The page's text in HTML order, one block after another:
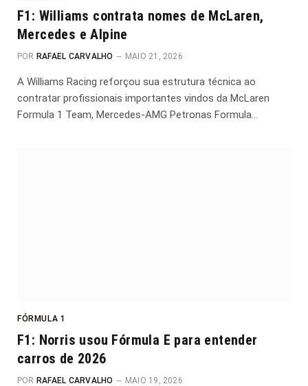
F1: Williams contrata nomes de McLaren,
Mercedes e Alpine
POR RAFAEL CARVALHO MAIO 21, 2026
A Williams Racing reforçou sua estrutura técnica ao
contratar profissionais importantes vindos da McLaren
Formula 1 Team, Mercedes-AMG Petronas Formula…
FÓRMULA 1
F1: Norris usou Fórmula E para entender
carros de 2026
POR RAFAEL CARVALHO MAIO 19, 2026